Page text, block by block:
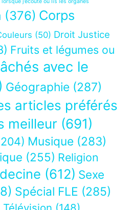
(376) Corps
(50) Droit Justice
Fruits et légumes ou
avec le
Géographie (287)
articles préférés
meilleur (691)
Musique (283)
(255) Religion
(612) Sexe
Spécial FLE (285)